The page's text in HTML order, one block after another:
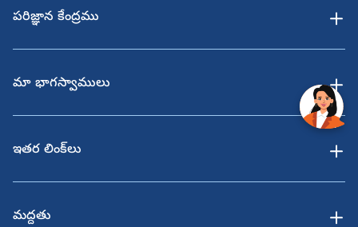
పరిజ్ఞాన కేంద్రము
మా భాగస్వాములు
ఇతర లింక్‌లు
మద్దతు